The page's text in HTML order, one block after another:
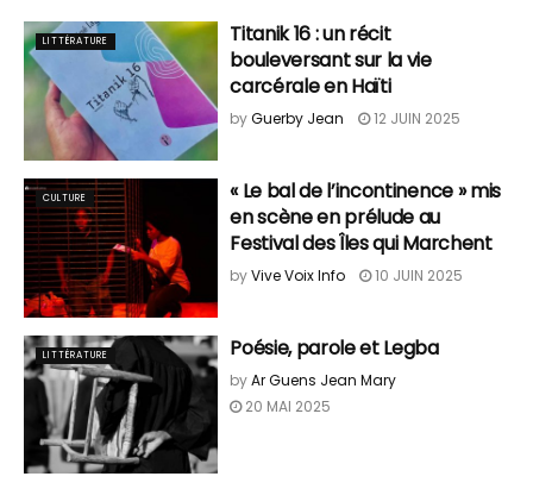
LITTÉRATURE
Titanik 16 : un récit
bouleversant sur la vie
carcérale en Haïti
byGuerby Jean 12 JUIN 2025
CULTURE
« Le bal de l’incontinence » mis
en scène en prélude au
Festival des Îles qui Marchent
byVive Voix Info 10 JUIN 2025
LITTÉRATURE Poésie, parole et Legba
byAr Guens Jean Mary
20 MAI 2025